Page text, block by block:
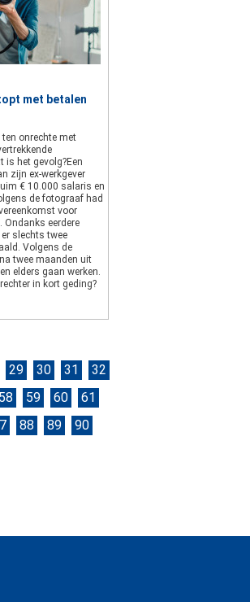
met betalen
onrechte met
is het gevolg?Een
zijn ex-werkgever
€ 10.000 salaris en
de fotograaf had
voor
Ondanks eerdere
slechts twee
Volgens de
twee maanden uit
elders gaan werken.
in kort geding?
29 30 31
32
58 59 60
61
88 89
90